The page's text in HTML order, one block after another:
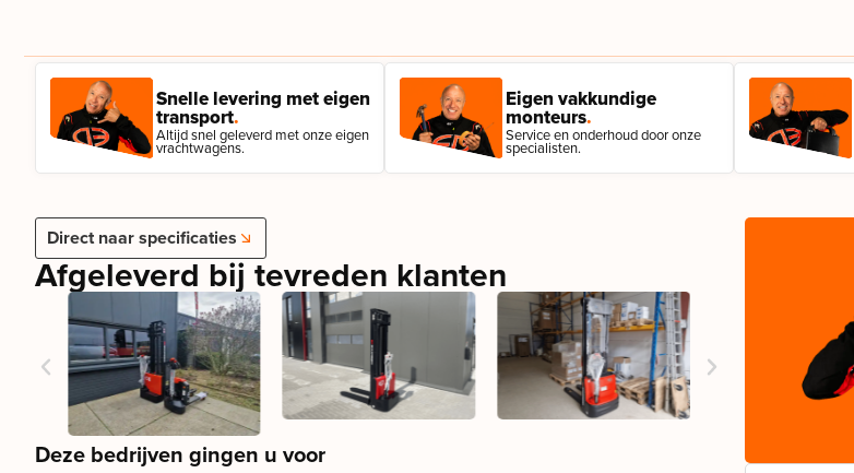
Snelle levering met eigen
transport.
Altijd snel geleverd met onze eigen
vrachtwagens.
Eigen vakkundige
monteurs.
Service en onderhoud door onze
specialisten.
Direct naar specificaties
Afgeleverd bij tevreden klanten
Deze bedrijven gingen u voor